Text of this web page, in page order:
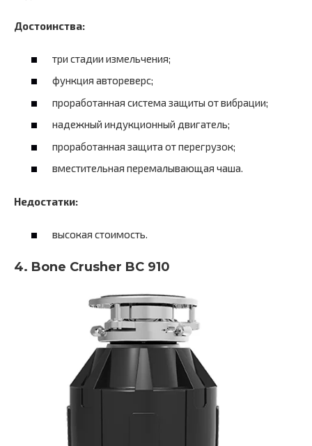
Достоинства:
три стадии измельчения;
функция автореверс;
проработанная система защиты от вибрации;
надежный индукционный двигатель;
проработанная защита от перегрузок;
вместительная перемалывающая чаша.
Недостатки:
высокая стоимость.
4. Bone Crusher BC 910